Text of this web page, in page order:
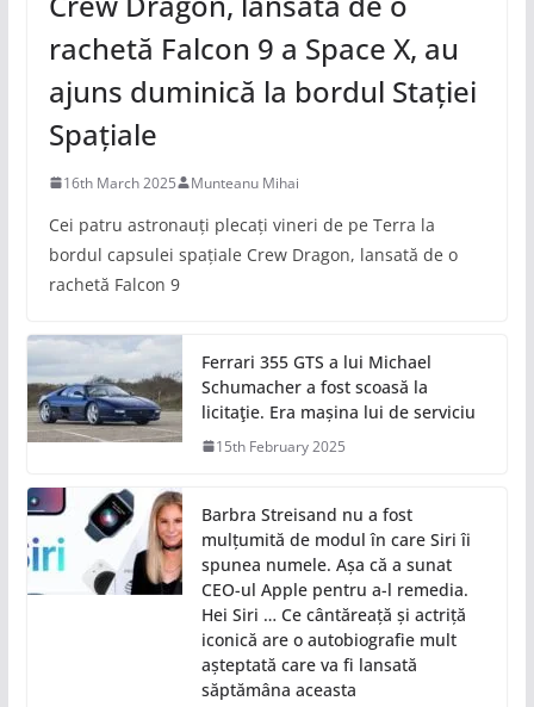
rachetă Falcon 9 a Space X, au
ajuns duminică la bordul Stației
Spațiale
16th March 2025 Munteanu Mihai
Cei patru astronauți plecați vineri de pe Terra la
bordul capsulei spațiale Crew Dragon, lansată de o
rachetă Falcon 9
Ferrari 355 GTS a lui Michael
Schumacher a fost scoasă la
licitaţie. Era mașina lui de serviciu
15th February 2025
Barbra Streisand nu a fost
mulțumită de modul în care Siri îi
spunea numele. Așa că a sunat
CEO-ul Apple pentru a-l remedia.
Hei Siri … Ce cântăreață și actriță
iconică are o autobiografie mult
așteptată care va fi lansată
săptămâna aceasta